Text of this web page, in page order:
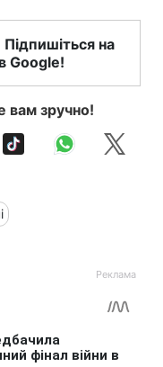
на
Google!
вам зручно!